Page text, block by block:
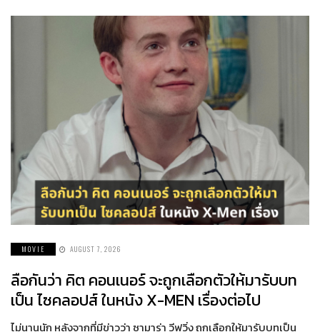
MOVIE AUGUST 7, 2026
ลือกันว่า คิต คอนเนอร์ จะถูกเลือกตัวให้มารับบท
เป็น ไซคลอปส์ ในหนัง X-MEN เรื่องต่อไป
ไม่นานนัก หลังจากที่มีข่าวว่า ซามาร่า วีฟวิ่ง ถูกเลือกให้มารับบทเป็น